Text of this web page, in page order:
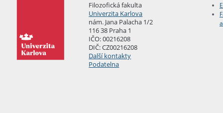
Filozofická fakulta
Univerzita Karlova
nám. Jana Palacha 1/2
116 38 Praha 1
IČO: 00216208
DIČ: CZ00216208
Další kontakty
Podatelna